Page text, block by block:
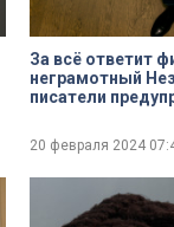
За всё ответит
неграмотный
писатели
20 февраля 2024